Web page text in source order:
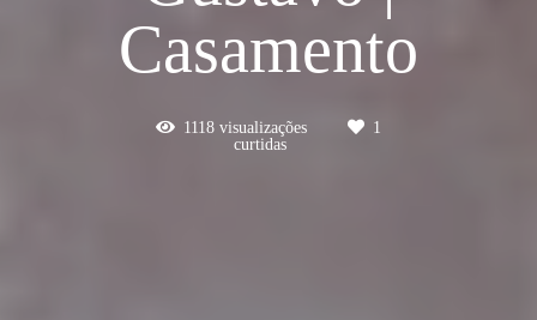
Casamento
1118 visualizações
1
curtidas